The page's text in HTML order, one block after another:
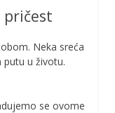
pričest
Neka sreća
putu u životu.
se ovome